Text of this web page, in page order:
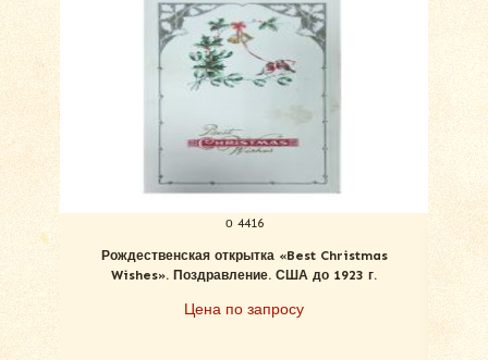
о 4416
Рождественская открытка «Best Christmas
Wishes». Поздравление. США до 1923 г.
Цена по запросу
С